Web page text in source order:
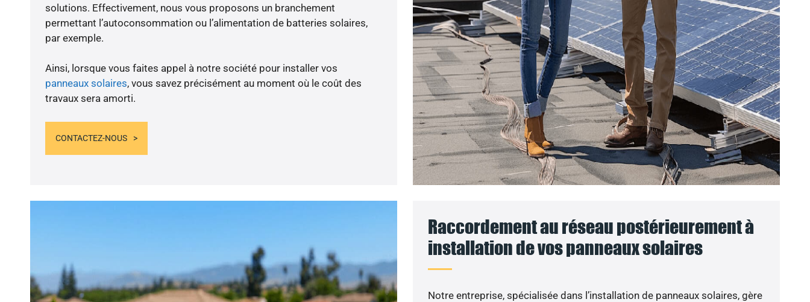
solutions. Effectivement, nous vous proposons un branchement
permettant l’autoconsommation ou l’alimentation de batteries solaires,
par exemple.
Ainsi, lorsque vous faites appel à notre société pour installer vos
panneaux solaires, vous savez précisément au moment où le coût des
travaux sera amorti.
CONTACTEZ-NOUS
Raccordement au réseau postérieurement à
installation de vos panneaux solaires
Notre entreprise, spécialisée dans l’installation de panneaux solaires, gère